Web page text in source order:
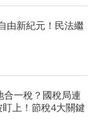
由新紀元！民法繼
一稅？國稅局連
上！節稅4大關鍵